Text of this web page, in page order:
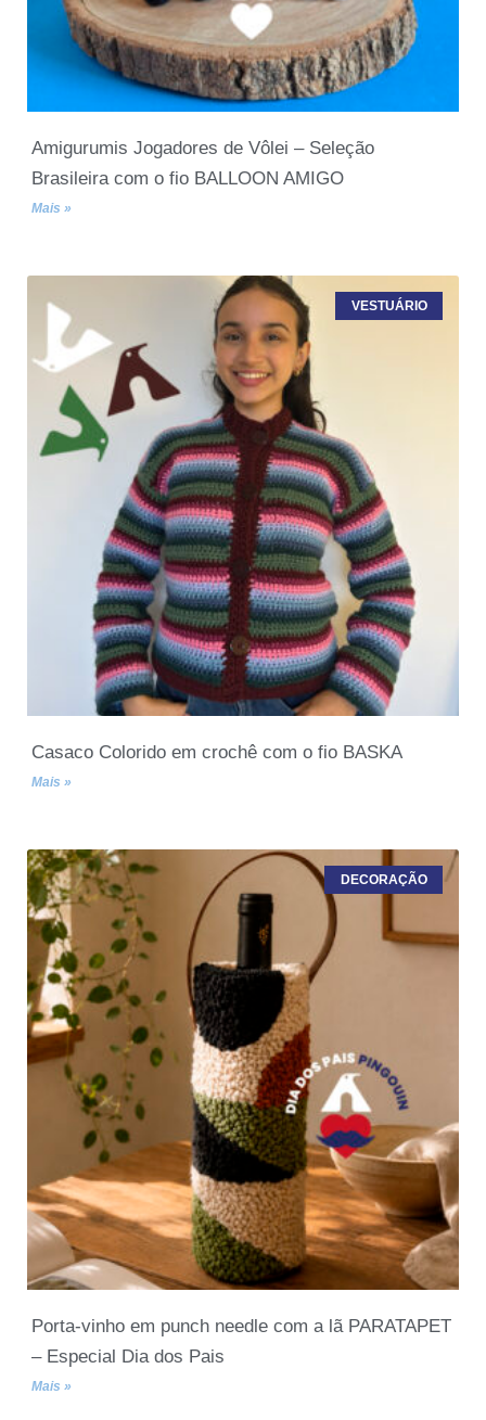
Amigurumis Jogadores de Vôlei – Seleção
Brasileira com o fio BALLOON AMIGO
Mais »
VESTUÁRIO
Casaco Colorido em crochê com o fio BASKA
Mais »
DECORAÇÃO
Porta-vinho em punch needle com a lã PARATAPET
– Especial Dia dos Pais
Mais »